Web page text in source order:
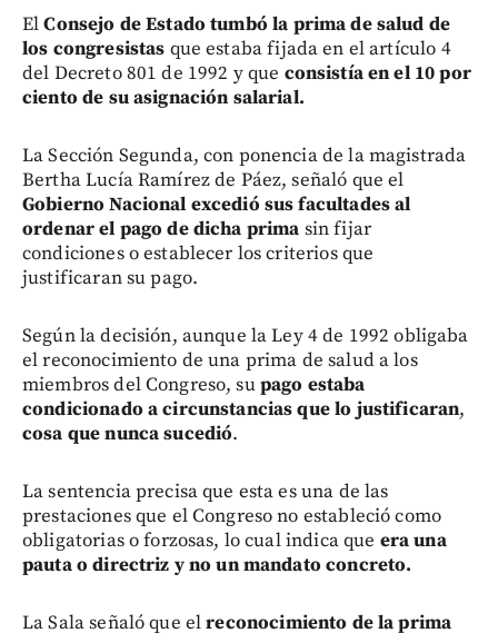
ElConsejo de Estado tumbó la prima de salud de
los congresistas que estaba fijada en el artículo 4
del Decreto 801 de 1992 y que consistía en el 10 por
ciento de su asignación salarial.
La Sección Segunda, con ponencia de la magistrada
Bertha Lucía Ramírez de Páez, señaló que el
Gobierno Nacional excedió sus facultades al
ordenar el pago de dicha prima sin fijar
condiciones o establecer los criterios que
justificaran su pago.
Según la decisión, aunque la Ley 4 de 1992 obligaba
el reconocimiento de una prima de salud a los
miembros del Congreso, supago estaba
condicionado a circunstancias que lo justificaran,
cosa que nunca sucedió.
La sentencia precisa que esta es una de las
prestaciones que el Congreso no estableció como
obligatorias o forzosas, lo cual indica que era una
pauta o directriz y no un mandato concreto.
La Sala señaló que elreconocimiento de la prima